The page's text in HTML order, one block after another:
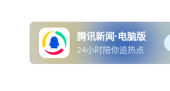
腾讯新闻·电脑版
24小时陪你追热点